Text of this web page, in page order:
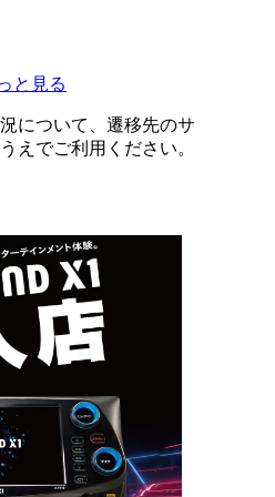
と見る
について、遷移先のサ
えでご利用ください。